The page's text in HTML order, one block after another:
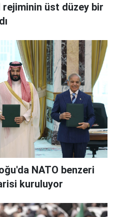
rejiminin üst düzey bir
NATO benzeri
kuruluyor